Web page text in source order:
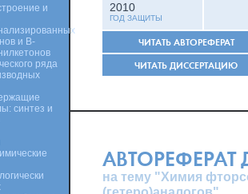
2010
ГОД ЗАЩИТЫ
ЧИТАТЬ АВТОРЕФЕРАТ
ЧИТАТЬ ДИССЕРТАЦИЮ
АВТОРЕФЕРАТ
на тему "Химия
и
и B-
ряда
синтез и